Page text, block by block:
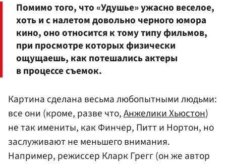
Помимо того, что «Удушье» ужасно веселое,
хоть и с налетом довольно черного юмора
кино, оно относится к тому типу фильмов,
при просмотре которых физически
ощущаешь, как потешались актеры
в процессе съемок.
Картина сделана весьма любопытными людьми:
все они (кроме, разве что,Анжелики Хьюстон)
не так имениты, как Финчер, Питт и Нортон, но
заслуживают не меньшего внимания.
Например, режиссер Кларк Грегг (он же автор